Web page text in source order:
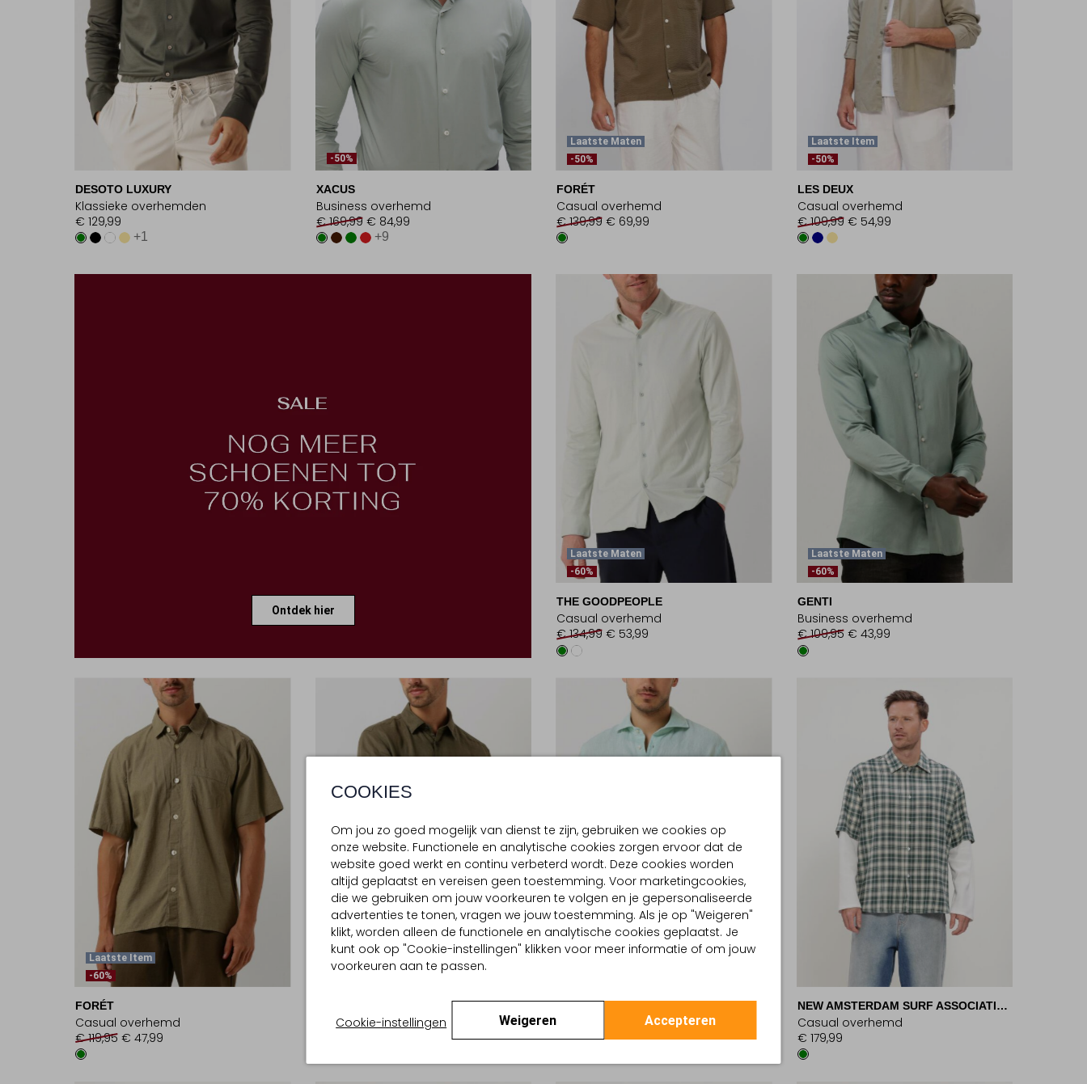
COOKIES
Om jou zo goed mogelijk van dienst te zijn, gebruiken we cookies op
onze website. Functionele en analytische cookies zorgen ervoor dat de
website goed werkt en continu verbeterd wordt. Deze cookies worden
altijd geplaatst en vereisen geen toestemming. Voor marketingcookies,
die we gebruiken om jouw voorkeuren te volgen en je gepersonaliseerde
advertenties te tonen, vragen we jouw toestemming. Als je op "Weigeren"
klikt, worden alleen de functionele en analytische cookies geplaatst. Je
kunt ook op "Cookie-instellingen" klikken voor meer informatie of om jouw
voorkeuren aan te passen.
Cookie-instellingen Weigeren Accepteren
DESOTO LUXURY
Klassieke overhemden
€ 129,99
+1
-50%
XACUS
Business overhemd
€ 169,99 € 84,99
+9
Laatste Maten
-50%
FORÉT
Casual overhemd
€ 139,99 € 69,99
Laatste Item
-50%
LES DEUX
Casual overhemd
€ 109,99 € 54,99
Ontdek hier
Laatste Maten
-60%
THE GOODPEOPLE
Casual overhemd
€ 134,99 € 53,99
Laatste Maten
-60%
GENTI
Business overhemd
€ 109,95 € 43,99
Laatste Item
-60%
FORÉT
Casual overhemd
€ 119,95 € 47,99
Laatste Item
Casual overhemd
PROFUOMO
Casual overhemd
€ 119,95 € 47,99
NEW AMSTERDAM SURF ASSOCIATION
Casual overhemd
€ 179,99